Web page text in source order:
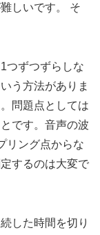
しいです。 そ
つずつずらしな
う方法がありま
問題点としては
です。音声の波
リング点からな
するのは大変で
した時間を切り